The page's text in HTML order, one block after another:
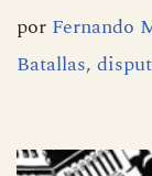
por Fernando
Batallas,